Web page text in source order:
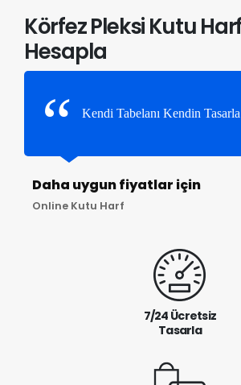
Körfez Pleksi Kutu
Hesapla
Kendi Tabelanı Kendin Tasarla
Daha uygun fiyatlar için
Online Kutu Harf
7/24 Ücretsiz
Tasarla